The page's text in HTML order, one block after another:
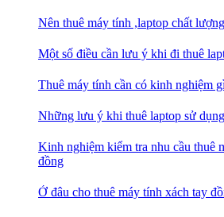
Nên thuê máy tính ,laptop chất
Một số điều cần lưu ý khi đi thuê
Thuê máy tính cần có kinh nghiệm
Những lưu ý khi thuê laptop sử
Kinh nghiệm kiểm tra nhu cầu thuê
đồng
Ở đâu cho thuê máy tính xách tay